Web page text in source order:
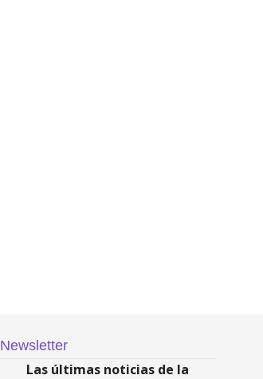
Newsletter